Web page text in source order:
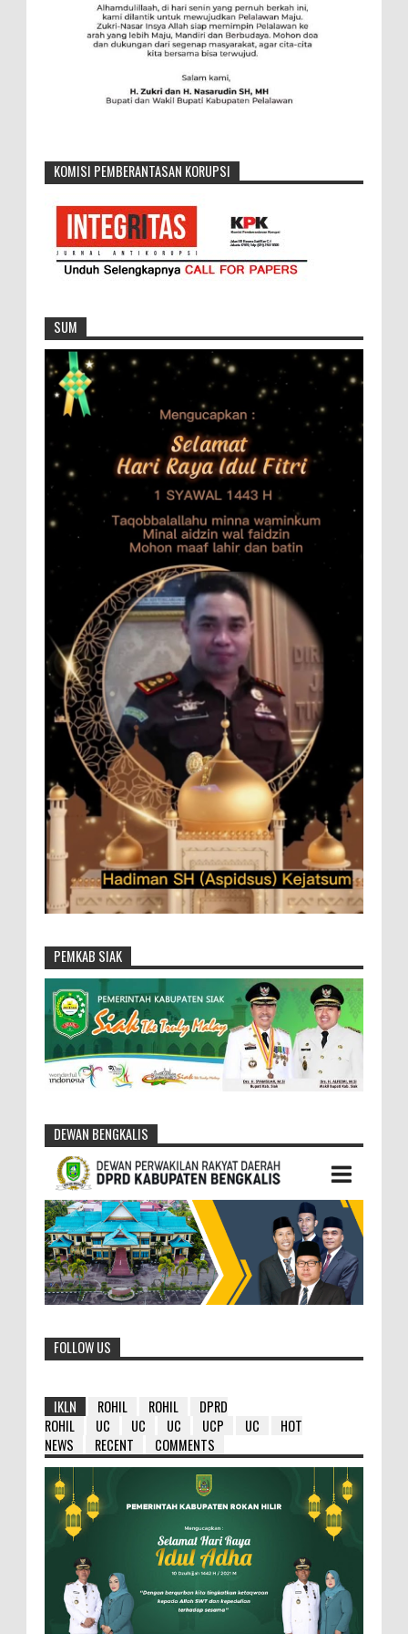
KOMISI PEMBERANTASAN KORUPSI
SUM
PEMKAB SIAK
DEWAN BENGKALIS
FOLLOW US
IKLN ROHIL ROHIL
DPRD
ROHIL
UC UC UC UCP UC
HOT
NEWS
RECENT COMMENTS